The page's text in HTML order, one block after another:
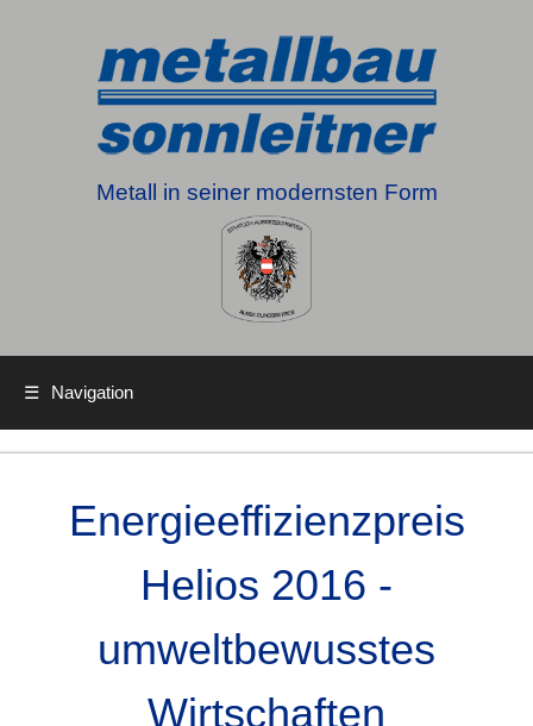
Metall in seiner modernsten Form
☰ Navigation
Energieeffizienzpreis
Helios 2016 -
umweltbewusstes
Wirtschaften